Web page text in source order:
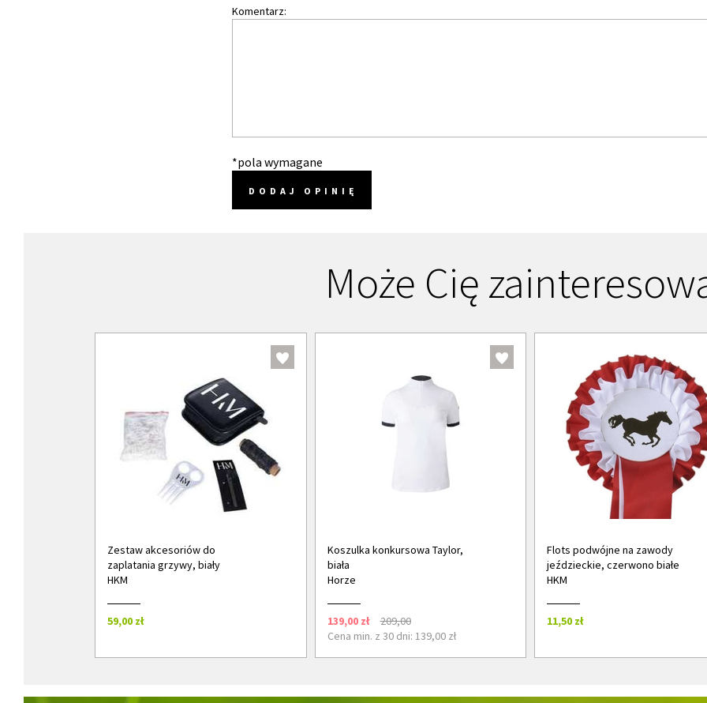
Komentarz:
*pola wymagane
DODAJ OPINIĘ
Może Cię
Zestaw akcesoriów do
zaplatania grzywy, biały
HKM
59,00 zł
Koszulka konkursowa Taylor,
biała
Horze
139,00 zł
209,00
Cena min. z 30 dni: 139,00 zł
Flots podwójne na zawody
jeździeckie, czerwono białe
HKM
11,50 zł